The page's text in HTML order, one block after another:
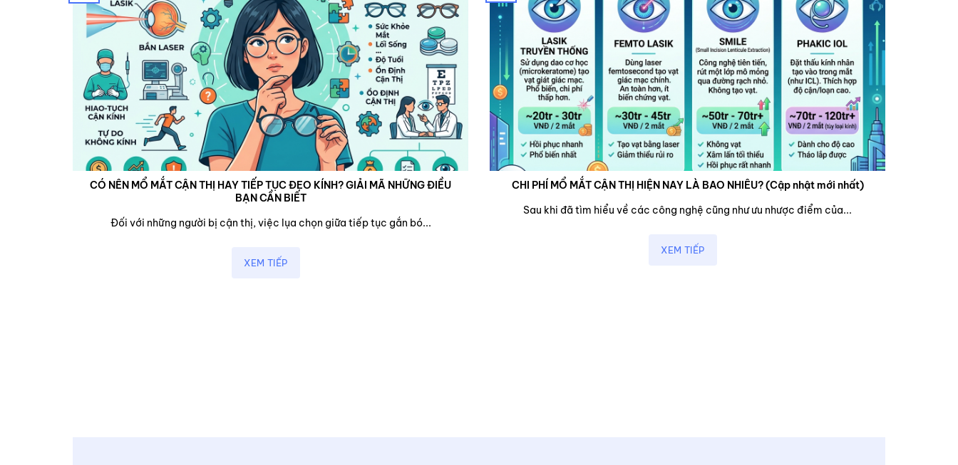
CÓ NÊN MỔ MẮT CẬN THỊ HAY TIẾP TỤC ĐEO KÍNH? GIẢI MÃ NHỮNG ĐIỀU
BẠN CẦN BIẾT
Đối với những người bị cận thị, việc lụa chọn giữa tiếp tục gắn bó...
XEM TIẾP
CHI PHÍ MỔ MẮT CẬN THỊ HIỆN NAY LÀ BAO NHIÊU? (Cập nhật mới nhất)
Sau khi đã tìm hiểu về các công nghệ cũng như ưu nhược điểm của...
XEM TIẾP